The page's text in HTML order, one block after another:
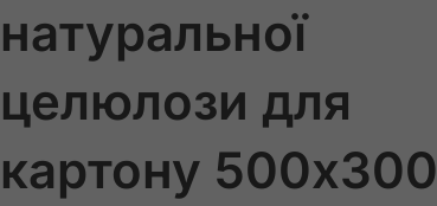
натуральної
целюлози для
картону 500x300